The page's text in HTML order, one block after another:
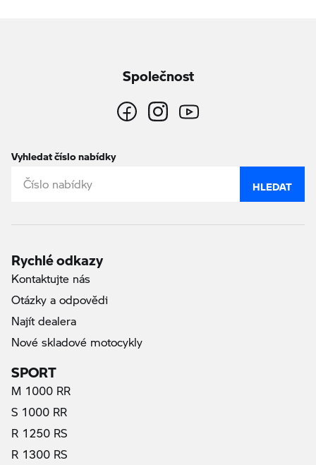
Společnost
Vyhledat číslo nabídky
HLEDAT
Rychlé odkazy
Kontaktujte nás
Otázky a odpovědi
Najít dealera
Nové skladové motocykly
SPORT
M 1000 RR
S 1000 RR
R 1250 RS
R 1300 RS